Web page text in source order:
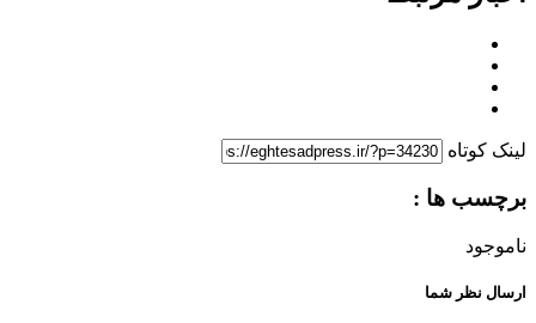
لینک کوتاه
برچسب ها :
ناموجود
ارسال نظر شما